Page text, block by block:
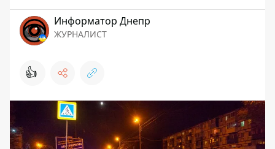
Информатор Днепр
ЖУРНАЛИСТ
👍